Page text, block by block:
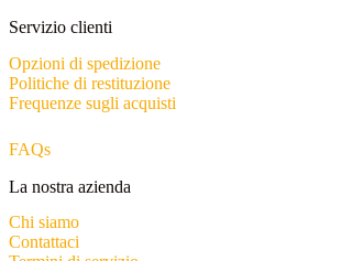
Servizio clienti
Opzioni di spedizione
Politiche di restituzione
Frequenze sugli acquisti
FAQs
La nostra azienda
Chi siamo
Contattaci